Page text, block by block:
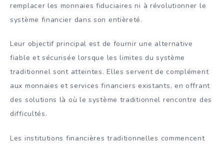
remplacer les monnaies fiduciaires ni à révolutionner le
système financier dans son entièreté.
Leur objectif principal est de fournir une alternative
fiable et sécurisée lorsque les limites du système
traditionnel sont atteintes. Elles servent de complément
aux monnaies et services financiers existants, en offrant
des solutions là où le système traditionnel rencontre des
difficultés.
Les institutions financières traditionnelles commencent